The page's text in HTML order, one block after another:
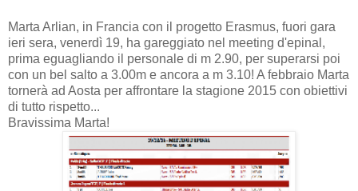
Marta Arlian, in Francia con il progetto Erasmus, fuori gara
ieri sera, venerdì 19, ha gareggiato nel meeting d'epinal,
prima eguagliando il personale di m 2.90, per superarsi poi
con un bel salto a 3.00m e ancora a m 3.10! A febbraio Marta
tornerà ad Aosta per affrontare la stagione 2015 con obiettivi
di tutto rispetto...
Bravissima Marta!